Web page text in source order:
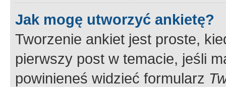
Jak mogę utworzyć ankietę?
Tworzenie ankiet jest proste,
pierwszy post w temacie, jeśli
powinieneś widzieć formularz